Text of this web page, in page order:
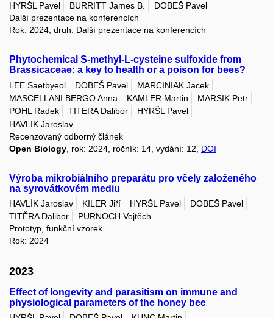
HYRŠL Pavel
BURRITT James B.
DOBEŠ Pavel
Další prezentace na konferencích
Rok: 2024, druh: Další prezentace na konferencích
Phytochemical S-methyl-L-cysteine sulfoxide from
Brassicaceae: a key to health or a poison for bees?
LEE Saetbyeol DOBEŠ Pavel
MARCINIAK Jacek
MASCELLANI BERGO Anna
KAMLER Martin
MARSIK Petr
POHL Radek
TITERA Dalibor
HYRŠL Pavel
HAVLIK Jaroslav
Recenzovaný odborný článek
Open Biology , rok: 2024, ročník: 14, vydání: 12, DOI
Výroba mikrobiálního preparátu pro včely založeného
na syrovátkovém mediu
HAVLÍK Jaroslav KILER Jiří HYRŠL Pavel
DOBEŠ Pavel
TITĚRA Dalibor
PURNOCH Vojtěch
Prototyp, funkční vzorek
Rok: 2024
2023
Effect of longevity and parasitism on immune and
physiological parameters of the honey bee